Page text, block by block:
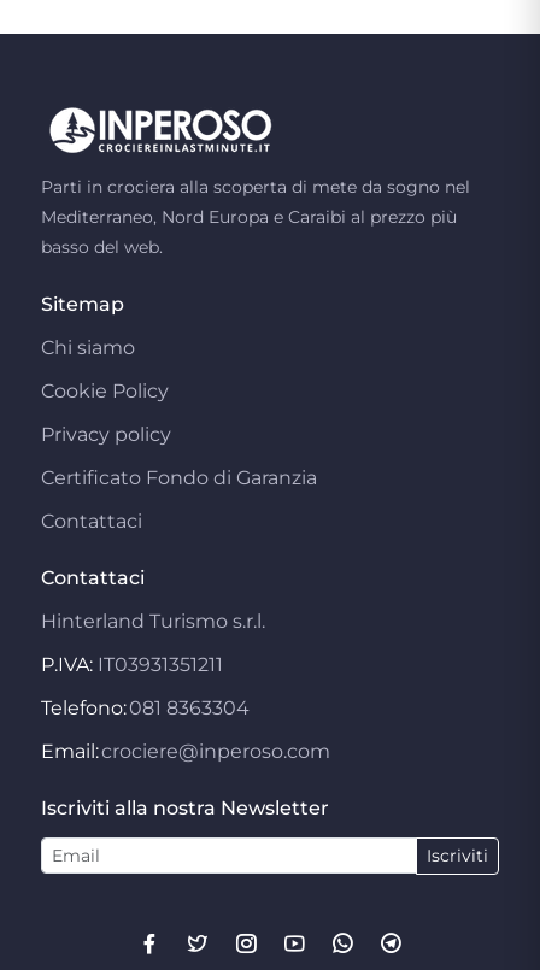
Parti in crociera alla scoperta di mete da sogno nel
Mediterraneo, Nord Europa e Caraibi al prezzo più
basso del web.
Sitemap
Chi siamo
Cookie Policy
Privacy policy
Certificato Fondo di Garanzia
Contattaci
Contattaci
Hinterland Turismo s.r.l.
P.IVA: IT03931351211
Telefono:081 8363304
Email:crociere@inperoso.com
Iscriviti alla nostra Newsletter
Iscriviti